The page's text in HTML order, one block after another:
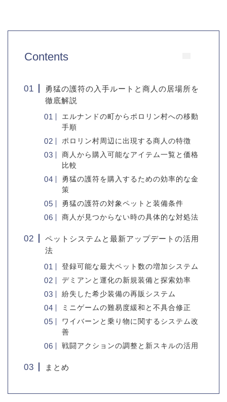
Contents
勇猛の護符の入手ルートと商人の居場所を
徹底解説
エルナンドの町からポロリン村への移動
手順
ポロリン村周辺に出現する商人の特徴
商人から購入可能なアイテム一覧と価格
比較
勇猛の護符を購入するための効率的な金
策
勇猛の護符の対象ペットと装備条件
商人が見つからない時の具体的な対処法
ペットシステムと最新アップデートの活用
法
登録可能な最大ペット数の増加システム
デミアンと運化の新規装備と探索効率
紛失した希少装備の再販システム
ミニゲームの難易度緩和と不具合修正
ワイバーンと乗り物に関するシステム改
善
戦闘アクションの調整と新スキルの活用
まとめ